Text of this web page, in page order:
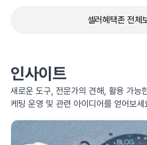
셀러혜택존 전체
인사이트
새로운 도구, 전문가의 견해, 활용 가능
케팅 운영 및 관련 아이디어를 얻어보세